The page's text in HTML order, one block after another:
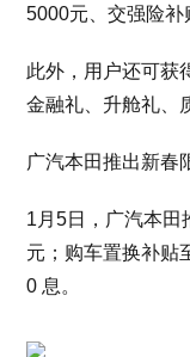
5000元、交强险补
此外，用户还可获
金融礼、升舱礼、
广汽本田推出新春
1月5日，广汽本田
元；购车置换补贴
0 息。